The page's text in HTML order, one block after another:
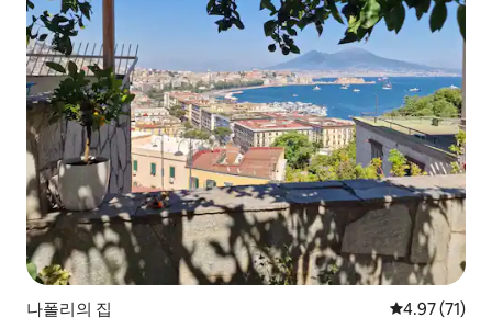
나폴리의 집 평점 4.97점
4.97 (71)